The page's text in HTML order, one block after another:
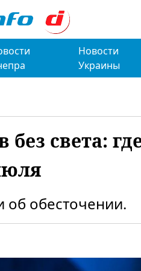
Новости
Украины
без света:
об обесточении.